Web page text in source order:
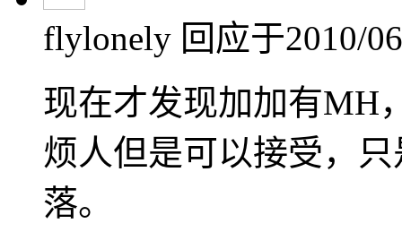
flylonely 回应于2010/
现在才发现加加有MH
烦人但是可以接受，
落。